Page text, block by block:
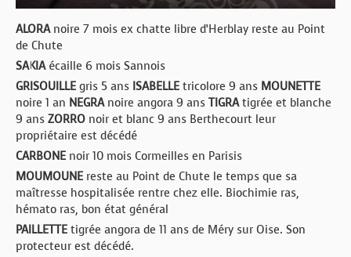
ALORA noire 7 mois ex chatte libre d’Herblay reste au Point
de Chute
SAKIA écaille 6 mois Sannois
GRISOUILLE gris 5 ans ISABELLE tricolore 9 ans MOUNETTE
noire 1 an NEGRA noire angora 9 ans TIGRAtigrée et blanche
9 ans ZORRO noir et blanc 9 ans Berthecourt leur
propriétaire est décédé
CARBONE noir 10 mois Cormeilles en Parisis
MOUMOUNE reste au Point de Chute le temps que sa
maîtresse hospitalisée rentre chez elle. Biochimie ras,
hémato ras, bon état général
PAILLETTE tigrée angora de 11 ans de Méry sur Oise. Son
protecteur est décédé.